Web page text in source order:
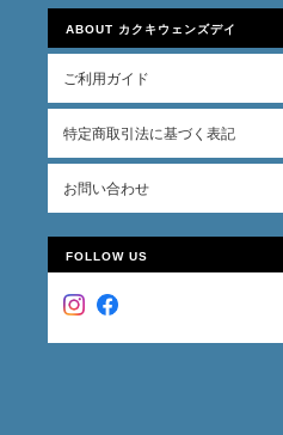
ABOUT カクキウェンズデイ
ご利用ガイド
特定商取引法に基づく表記
お問い合わせ
FOLLOW US